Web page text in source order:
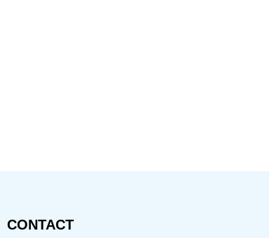
CONTACT